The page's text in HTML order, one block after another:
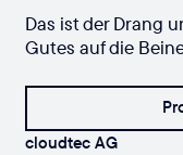
Das ist der Drang
Gutes auf die
cloudtec AG